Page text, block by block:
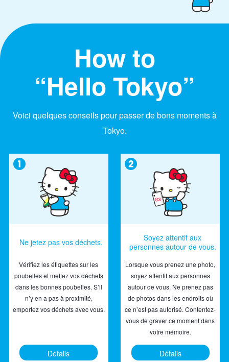
How to
“Hello Tokyo”
Voici quelques conseils pour passer de bons moments à
Tokyo.
Ne jetez pas vos déchets.
Vérifiez les étiquettes sur les
poubelles et mettez vos déchets
dans les bonnes poubelles. S’il
n’y en a pas à proximité,
emportez vos déchets avec vous.
Détails
Soyez attentif aux
personnes autour de vous.
Lorsque vous prenez une photo,
soyez attentif aux personnes
autour de vous. Ne prenez pas
de photos dans les endroits où
ce n’est pas autorisé. Contentez-
vous de graver ce moment dans
votre mémoire.
Détails